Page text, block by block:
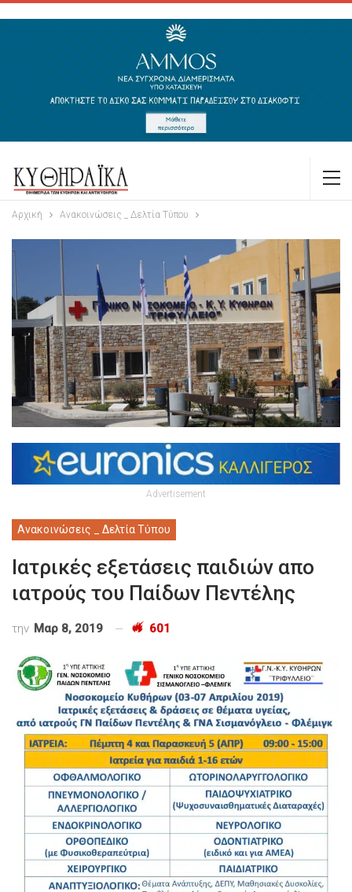
Αρχική Ανακοινώσεις _ Δελτία Τύπου
Advertisement
Ανακοινώσεις _ Δελτία Τύπου
Ιατρικές εξετάσεις παιδιών απο
ιατρούς του Παίδων Πεντέλης
την Μαρ 8, 2019 601